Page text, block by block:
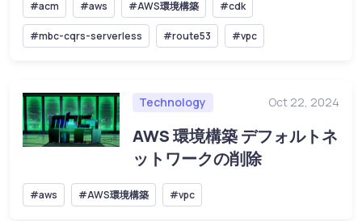
#acm #aws #AWS環境構築 #cdk
#mbc-cqrs-serverless #route53 #vpc
Technology Oct 22, 2024
AWS 環境構築 デフォルトネ
ットワークの削除
#aws #AWS環境構築 #vpc